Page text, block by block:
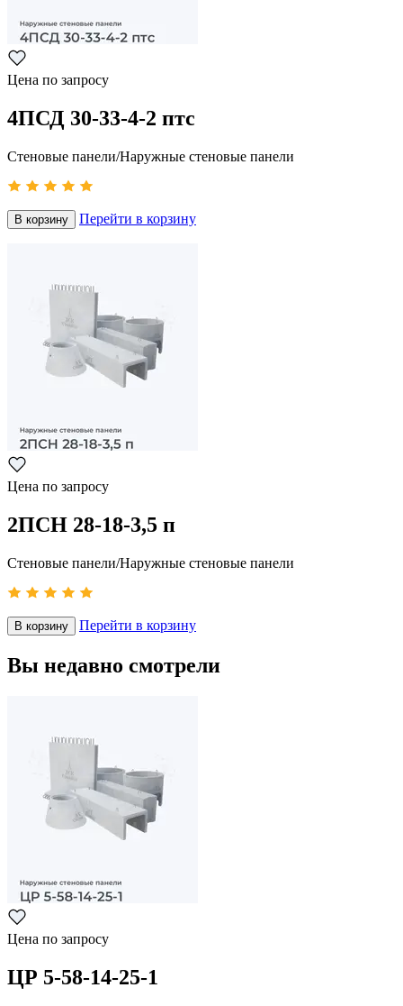
Цена по запросу
4ПСД 30-33-4-2 птс
Стеновые панели/Наружные стеновые панели
В корзину Перейти в корзину
Цена по запросу
2ПСН 28-18-3,5 п
Стеновые панели/Наружные стеновые панели
В корзину Перейти в корзину
Вы недавно смотрели
Цена по запросу
ЦР 5-58-14-25-1